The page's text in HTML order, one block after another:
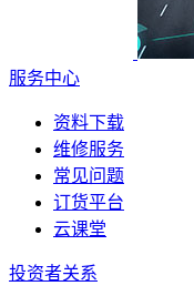
服务中心
资料下载
维修服务
常见问题
订货平台
云课堂
投资者关系